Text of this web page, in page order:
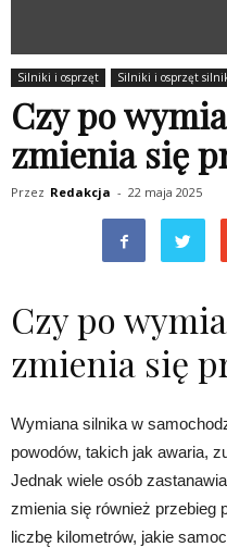
Silniki i osprzęt Silniki i osprzęt
Czy po
zmienia się
Przez Redakcja - 22 maja 2025
Czy po
zmienia się
Wymiana silnika w
powodów, takich jak awaria,
Jednak wiele osób
zmienia się również przebieg
liczbę kilometrów, jakie